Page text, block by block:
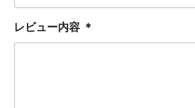
レビュー内容 ＊